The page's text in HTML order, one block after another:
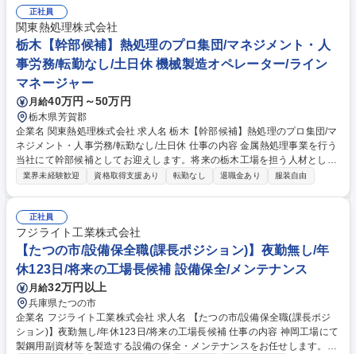
正社員
関東熱処理株式会社
栃木【幹部候補】熱処理のプロ集団/マネジメント・人
事労務/転勤なし/土日休 機械製造オペレーター/ライン
マネージャー
月給40万円～50万円
栃木県芳賀郡
企業名 関東熱処理株式会社 求人名 栃木【幹部候補】熱処理のプロ集団/マ
ネジメント・人事労務/転勤なし/土日休 仕事の内容 金属熱処理事業を行う
当社にて幹部候補としてお迎えします。将来の栃木工場を担う人材とし
て、熱処理加工の工程管理や品質維持/メンバーマネジメント/人事労務(健
示の標準化とエラー防止策の策定 ■工場内物流と熱処理パターン(温度/加
熱時間/冷却スピードなどの条件)の最適化 ■設備の稼働監視と品質保証へ
の検査データと生産管理データ連携 ■人事労務関連/業務フロー改善/スタ
ッフ育成/安全衛生管理/設備メンテナンス計画・管理/外部業者との折衝等
も幅広くお任せする予定です。 募集職種 栃木【幹部候補】熱処理のプロ
集団/マネジメント・人事労務/転勤なし/土日休
業界未経験歓迎 資格取得支援あり 転勤なし 退職金あり 服装自由
正社員
フジライト工業株式会社
【たつの市/設備保全職(課長ポジション)】夜勤無し/年
休123日/将来の工場長候補 設備保全/メンテナンス
月給32万円以上
兵庫県たつの市
企業名 フジライト工業株式会社 求人名 【たつの市/設備保全職(課長ポジ
ション)】夜勤無し/年休123日/将来の工場長候補 仕事の内容 神岡工場にて
製鋼用副資材等を製造する設備の保全・メンテナンスをお任せします。現